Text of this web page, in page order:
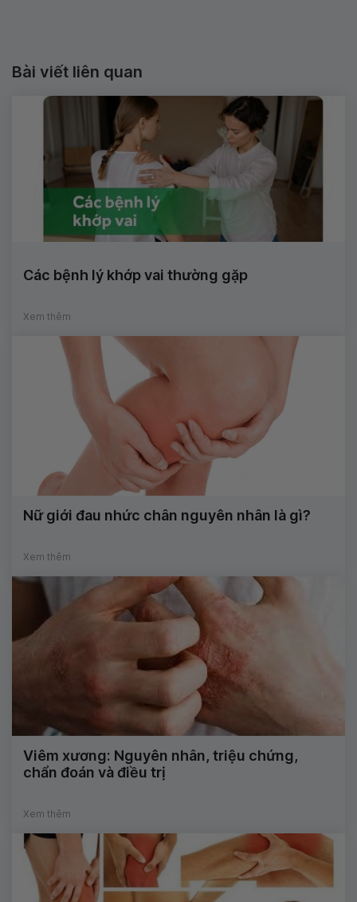
Bài viết liên quan
Các bệnh lý khớp vai thường gặp
Xem thêm
Nữ giới đau nhức chân nguyên nhân là gì?
Xem thêm
Viêm xương: Nguyên nhân, triệu chứng,
chẩn đoán và điều trị
Xem thêm